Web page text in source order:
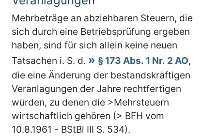
Mehrbeträge an abziehbaren Steuern, die
sich durch eine Betriebsprüfung ergeben
haben, sind für sich allein keine neuen
Tatsachen i. S. d.
§ 173 Abs. 1 Nr. 2 AO,
die eine Änderung der bestandskräftigen
Veranlagungen der Jahre rechtfertigen
würden, zu denen die >Mehrsteuern
wirtschaftlich gehören (> BFH vom
10.8.1961 - BStBl III S. 534).